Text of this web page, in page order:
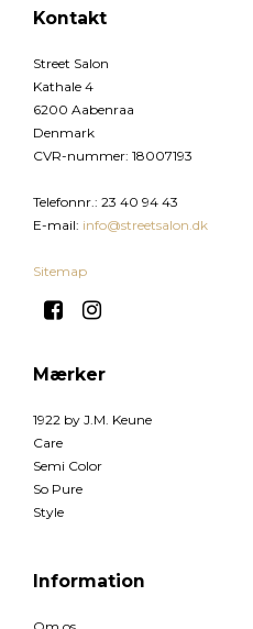
Kontakt
Street Salon
Kathale 4
6200 Aabenraa
Denmark
CVR-nummer: 18007193
Telefonnr.: 23 40 94 43
E-mail: info@streetsalon.dk
Sitemap
Mærker
1922 by J.M. Keune
Care
Semi Color
So Pure
Style
Information